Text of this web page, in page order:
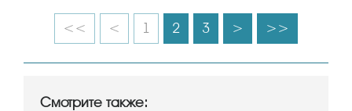
<< < 1 2 3 > >>
Смотрите также: